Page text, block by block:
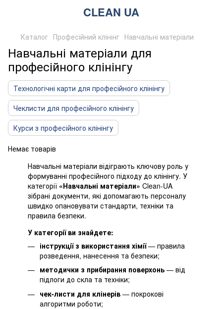
CLEAN UA
Каталог Професійний клінінг Навчальні матеріали
Навчальні матеріали для
професійного клінінгу
Технологічні карти для професійного клінінгу
Чеклисти для професійного клінінгу
Курси з професійного клінінгу
Немає товарів
Навчальні матеріали відіграють ключову роль у
формуванні професійного підходу до клінінгу. У
категорії «Навчальні матеріали» Clean-UA
зібрані документи, які допомагають персоналу
швидко опановувати стандарти, техніки та
правила безпеки.
У категорії ви знайдете:
інструкції з використання хімії— правила
розведення, нанесення та безпеки;
методички з прибирання поверхонь — від
підлоги до скла та техніки;
чек-листи для клінерів — покрокові
алгоритми роботи;